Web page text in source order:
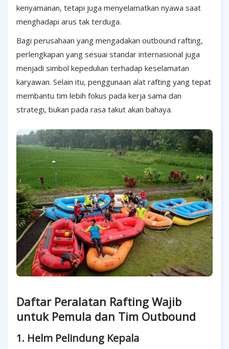
kenyamanan, tetapi juga menyelamatkan nyawa saat
menghadapi arus tak terduga.
Bagi perusahaan yang mengadakan outbound rafting,
perlengkapan yang sesuai standar internasional juga
menjadi simbol kepedulian terhadap keselamatan
karyawan. Selain itu, penggunaan alat rafting yang tepat
membantu tim lebih fokus pada kerja sama dan
strategi, bukan pada rasa takut akan bahaya.
Daftar Peralatan Rafting Wajib
untuk Pemula dan Tim Outbound
1. Helm Pelindung Kepala